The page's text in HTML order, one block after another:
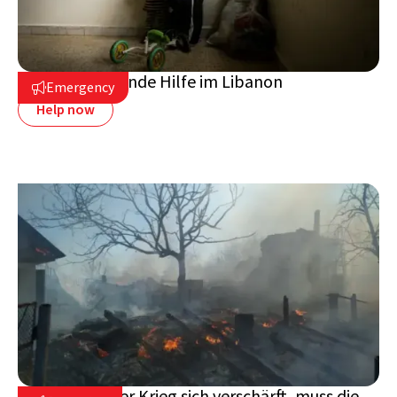
Emergency
Vor Ort: Dringende Hilfe im Libanon
Help now